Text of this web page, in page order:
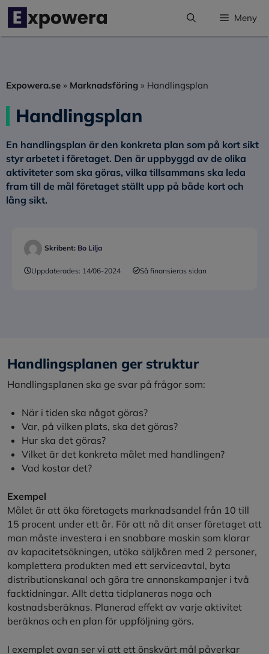
Hoppa
innehåll
Meny
Expowera.se » Marknadsföring » Handlingsplan
Handlingsplan
En handlingsplan är den konkreta plan som på kort sikt
styr arbetet i företaget. Den är uppbyggd av de olika
aktiviteter som ska göras, vilka tillsammans ska leda
fram till de mål företaget ställt upp på både kort och
lång sikt.
Skribent: Bo Lilja
Uppdaterades: 14/06-2024 Så finansieras sidan
Handlingsplanen ger struktur
Handlingsplanen ska ge svar på frågor som:
När i tiden ska något göras?
Var, på vilken plats, ska det göras?
Hur ska det göras?
Vilket är det konkreta målet med handlingen?
Vad kostar det?
Exempel
Målet är att öka företagets marknadsandel från 10 till
15 procent under ett år. För att nå dit anser företaget att
man måste investera i en snabbare maskin som klarar
av kapacitetsökningen, utöka säljkåren med 2 personer,
komplettera produkten med ett serviceavtal, byta
distributionskanal och göra tre annonskampanjer i två
facktidningar. Allt detta tidplaneras noga och
kostnadsberäknas. Planerad effekt av varje aktivitet
beräknas och en plan för uppföljning görs.
I exemplet ovan ser vi att ett önskvärt mål påverkar